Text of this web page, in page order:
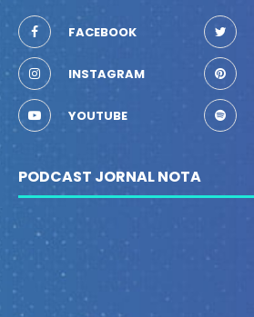
FACEBOOK
INSTAGRAM
YOUTUBE
PODCAST JORNAL NOTA